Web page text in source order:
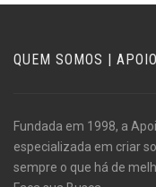
QUEM SOMOS |
Fundada em 1998, a
especializada em criar
sempre o que há de